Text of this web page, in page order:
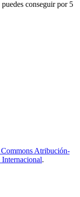
conseguir por 5
Atribución-
.